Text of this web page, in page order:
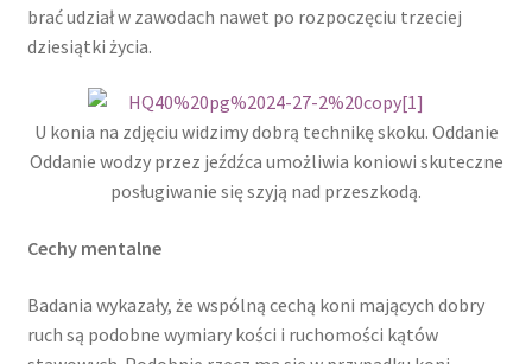
brać udział w zawodach nawet po rozpoczęciu trzeciej
dziesiątki życia.
U konia na zdjęciu widzimy dobrą technikę skoku. Oddanie
Oddanie wodzy przez jeźdźca umożliwia koniowi skuteczne
posługiwanie się szyją nad przeszkodą.
Cechy mentalne
Badania wykazały, że wspólną cechą koni mających dobry
ruch są podobne wymiary kości i ruchomości kątów